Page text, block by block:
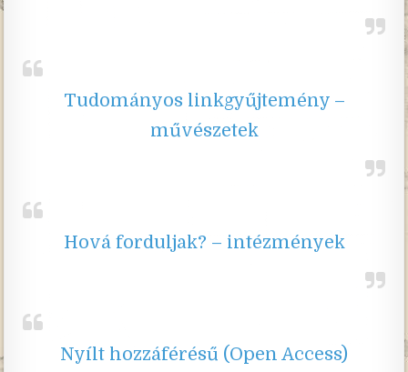
Tudományos linkgyűjtemény –
művészetek
Hová forduljak? – intézmények
Nyílt hozzáférésű (Open Access)